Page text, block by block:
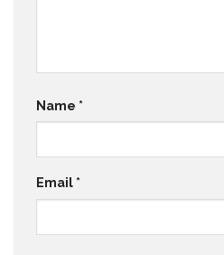
Name *
Email *